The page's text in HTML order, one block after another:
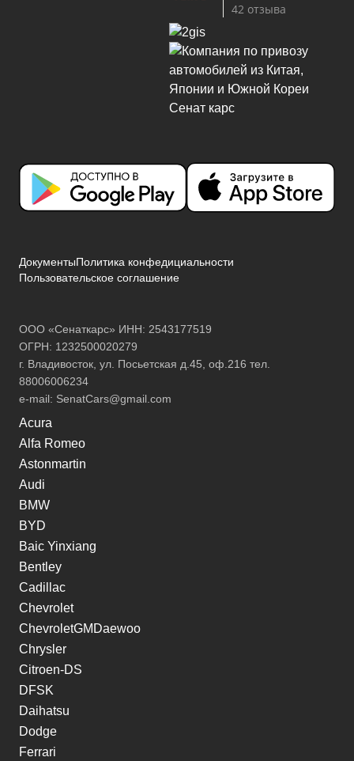
42 отзыва
ДокументыПолитика конфедициальности
Пользовательское соглашение
ООО «Сенаткарс» ИНН: 2543177519
ОГРН: 1232500020279
г. Владивосток, ул. Посьетская д.45, оф.216 тел.
88006006234
e-mail: SenatCars@gmail.com
Acura
Alfa Romeo
Astonmartin
Audi
BMW
BYD
Baic Yinxiang
Bentley
Cadillac
Chevrolet
ChevroletGMDaewoo
Chrysler
Citroen-DS
DFSK
Daihatsu
Dodge
Ferrari